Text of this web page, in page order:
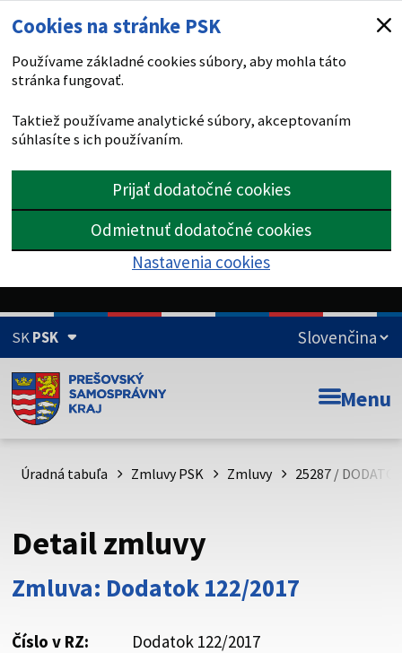
Cookies na stránke PSK
Používame základné cookies súbory, aby mohla táto
stránka fungovať.
Taktiež používame analytické súbory, akceptovaním
súhlasíte s ich používaním.
Prijať dodatočné cookies
Odmietnuť dodatočné cookies
Nastavenia cookies
SKPSK
Doména psk.sk je oficiálna
Toto je oficiálna webová stránka Prešovského
psk.sk.
Buďte pozorní a vždy sa uistite, že zdieľate informácie iba
cez zabezpečenú webovú stránku. Zabezpečená stránka
vždy začína https:// pred názvom domény webového sídla.
Menu
Úradná tabuľa Zmluvy PSK Zmluvy 25287 /
Detail zmluvy
Zmluva: Dodatok 122/2017
Číslo v RZ:
Dodatok 122/2017